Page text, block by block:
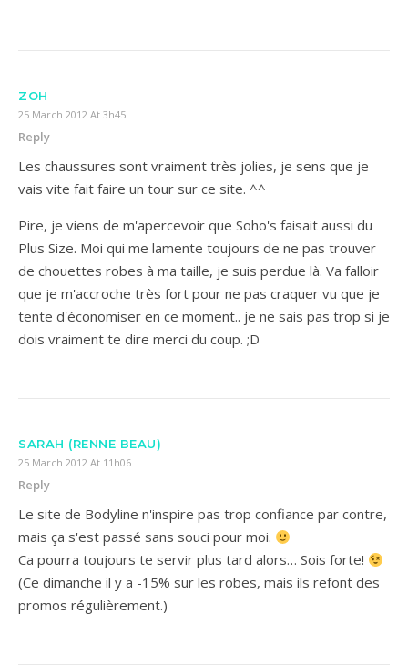
ZOH
25 March 2012 At 3h45
Reply
Les chaussures sont vraiment très jolies, je sens que je
vais vite fait faire un tour sur ce site. ^^
Pire, je viens de m'apercevoir que Soho's faisait aussi du
Plus Size. Moi qui me lamente toujours de ne pas trouver
de chouettes robes à ma taille, je suis perdue là. Va falloir
que je m'accroche très fort pour ne pas craquer vu que je
tente d'économiser en ce moment.. je ne sais pas trop si je
dois vraiment te dire merci du coup. ;D
SARAH (RENNE BEAU)
25 March 2012 At 11h06
Reply
Le site de Bodyline n'inspire pas trop confiance par contre,
mais ça s'est passé sans souci pour moi.
Ca pourra toujours te servir plus tard alors… Sois forte!
(Ce dimanche il y a -15% sur les robes, mais ils refont des
promos régulièrement.)